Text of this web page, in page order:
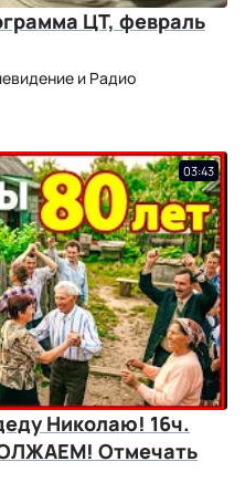
ЦТ, февраль
и Радио
03:43
Николаю! 16ч.
Отмечать